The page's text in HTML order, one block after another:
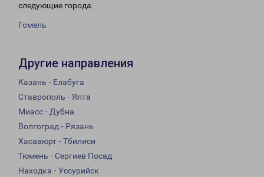
следующие города:
Гомель
Другие направления
Казань - Елабуга
Ставрополь - Ялта
Миасс - Дубна
Волгоград - Рязань
Хасавюрт - Тбилиси
Тюмень - Сергиев Посад
Находка - Уссурийск